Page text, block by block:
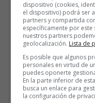
los datos que aportó
el bebe padeciera
embarazo lo llevo a
pruebas ha
tendré que hacerme
se deberán extraer
que se tomen de
hacerme justo el día
dispositivo (cookies,
el dispositivo) podrá ser
partners y compartida
específicamente por
nuestros partners
geolocalización. Lista de
Es posible que algunos
personales en virtud de
puedes oponerte
En la parte inferior de
busca un enlace para
la configuración de